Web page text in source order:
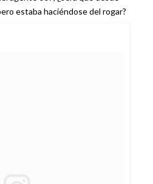
estaba haciéndose del rogar?